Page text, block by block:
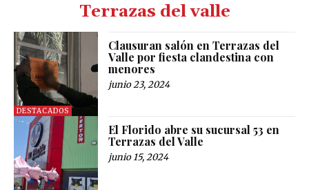
Terrazas del valle
DESTACADOS
Clausuran salón en Terrazas del
Valle por fiesta clandestina con
menores
junio 23, 2024
El Florido abre su sucursal 53 en
Terrazas del Valle
junio 15, 2024